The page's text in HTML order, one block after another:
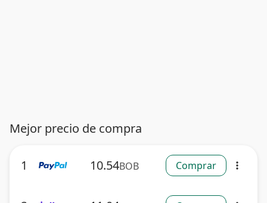
Mejor precio de compra
1 10.54BOB Comprar more_vert